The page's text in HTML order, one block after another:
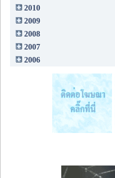
2010
2009
2008
2007
2006